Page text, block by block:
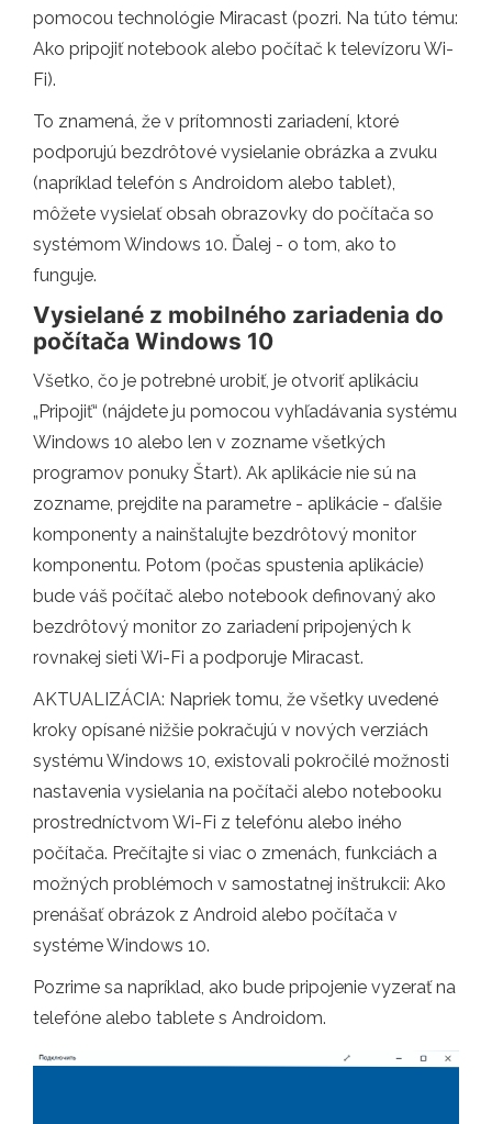
pomocou technológie Miracast (pozri. Na túto tému:
Ako pripojiť notebook alebo počítač k televízoru Wi-
Fi).
To znamená, že v prítomnosti zariadení, ktoré
podporujú bezdrôtové vysielanie obrázka a zvuku
(napríklad telefón s Androidom alebo tablet),
môžete vysielať obsah obrazovky do počítača so
systémom Windows 10. Ďalej - o tom, ako to
funguje.
Vysielané z mobilného zariadenia do
počítača Windows 10
Všetko, čo je potrebné urobiť, je otvoriť aplikáciu
„Pripojiť“ (nájdete ju pomocou vyhľadávania systému
Windows 10 alebo len v zozname všetkých
programov ponuky Štart). Ak aplikácie nie sú na
zozname, prejdite na parametre - aplikácie - ďalšie
komponenty a nainštalujte bezdrôtový monitor
komponentu. Potom (počas spustenia aplikácie)
bude váš počítač alebo notebook definovaný ako
bezdrôtový monitor zo zariadení pripojených k
rovnakej sieti Wi-Fi a podporuje Miracast.
AKTUALIZÁCIA: Napriek tomu, že všetky uvedené
kroky opísané nižšie pokračujú v nových verziách
systému Windows 10, existovali pokročilé možnosti
nastavenia vysielania na počítači alebo notebooku
prostredníctvom Wi-Fi z telefónu alebo iného
počítača. Prečítajte si viac o zmenách, funkciách a
možných problémoch v samostatnej inštrukcii: Ako
prenášať obrázok z Android alebo počítača v
systéme Windows 10.
Pozrime sa napríklad, ako bude pripojenie vyzerať na
telefóne alebo tablete s Androidom.